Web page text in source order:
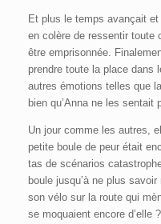
Et plus le temps avançait
en colère de ressentir toute
être emprisonnée.
prendre toute la place dans
autres émotions telles que
bien qu’Anna ne les sentait
Un jour comme les autres,
petite boule de peur était
tas de scénarios
boule jusqu’à ne plus
son vélo sur la route qui
se moquaient encore d’elle